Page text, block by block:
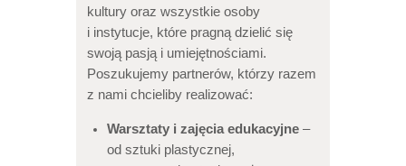
kultury oraz wszystkie osoby
i instytucje, które pragną dzielić się
swoją pasją i umiejętnościami.
Poszukujemy partnerów, którzy razem
z nami chcieliby realizować:
Warsztaty i zajęcia edukacyjne –
od sztuki plastycznej,